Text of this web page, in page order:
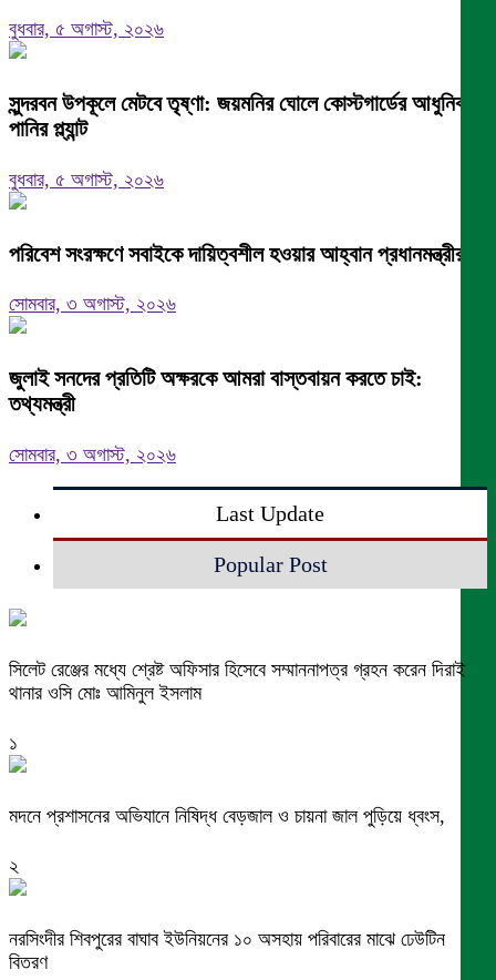
বুধবার, ৫ অগাস্ট, ২০২৬
সুন্দরবন উপকূলে মেটবে তৃষ্ণা: জয়মনির ঘোলে কোস্টগার্ডের আধুনিক
পানির প্ল্যান্ট
বুধবার, ৫ অগাস্ট, ২০২৬
পরিবেশ সংরক্ষণে সবাইকে দায়িত্বশীল হওয়ার আহ্বান প্রধানমন্ত্রীর
সোমবার, ৩ অগাস্ট, ২০২৬
জুলাই সনদের প্রতিটি অক্ষরকে আমরা বাস্তবায়ন করতে চাই:
তথ্যমন্ত্রী
সোমবার, ৩ অগাস্ট, ২০২৬
Last Update
Popular Post
সিলেট রেঞ্জের মধ্যে শ্রেষ্ট অফিসার হিসেবে সম্মাননাপত্র গ্রহন করেন দিরাই
থানার ওসি মোঃ আমিনুল ইসলাম
১
মদনে প্রশাসনের অভিযানে নিষিদ্ধ বেড়জাল ও চায়না জাল পুড়িয়ে ধ্বংস,
২
নরসিংদীর শিবপুরের বাঘাব ইউনিয়নের ১০ অসহায় পরিবারের মাঝে ঢেউটিন
বিতরণ